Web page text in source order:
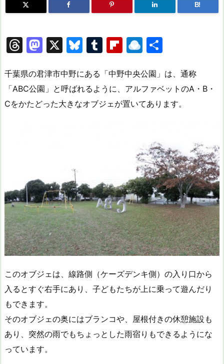
B!
T
e
a
d
M
st
o
d
X
Bl
e
s
k
T
m
bl
r
Fl
b
o
ar
R
n
dr
o
io
千葉県の君津市中野にある「中野中央公園」は、通称
「ABC公園」と呼ばれるように、アルファベットのA・B・
Cをかたどった大きなオブジェが置いてあります。
このオブジェは、線路側（ケーズデンキ側）の入り口から
入るとすぐ右手にあり、子どもたちが上に乗って遊んだり
もできます。
そのオブジェの奥にはブランコや、屋根付きの休憩施設も
あり、突然の雨でもちょっとした雨宿りもできるようにな
っています。